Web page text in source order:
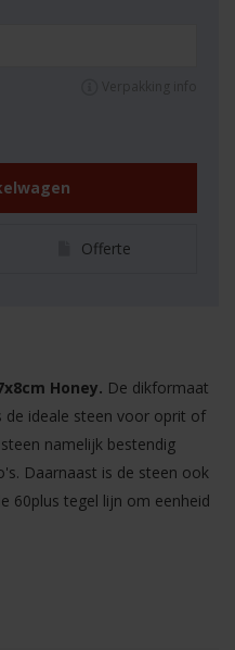
Verpakking info
Offerte
Honey. De dikformaat
ideale steen voor oprit of
namelijk bestendig
Daarnaast is de steen ook
60plus tegel lijn om eenheid